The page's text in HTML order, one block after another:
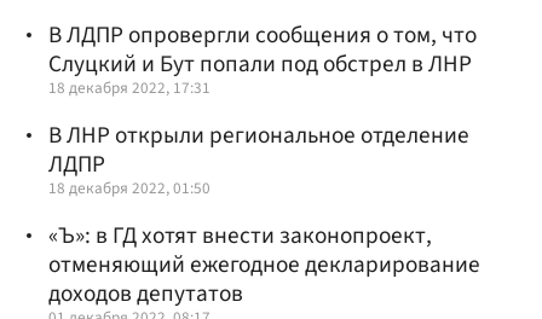
В ЛДПР опровергли сообщения о том, что
Слуцкий и Бут попали под обстрел в ЛНР
18 декабря 2022, 17:31
В ЛНР открыли региональное отделение
ЛДПР
18 декабря 2022, 01:50
«Ъ»: в ГД хотят внести законопроект,
отменяющий ежегодное декларирование
доходов депутатов